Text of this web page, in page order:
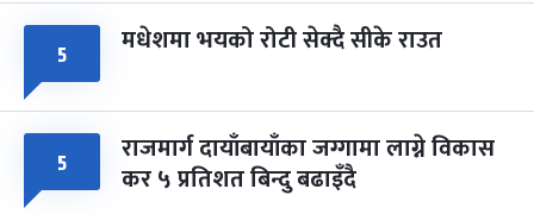
५ मधेशमा भयको रोटी सेक्दै सीके राउत
५ राजमार्ग दायाँबायाँका जग्गामा लाग्ने विकास
कर ५ प्रतिशत बिन्दु बढाइँदै